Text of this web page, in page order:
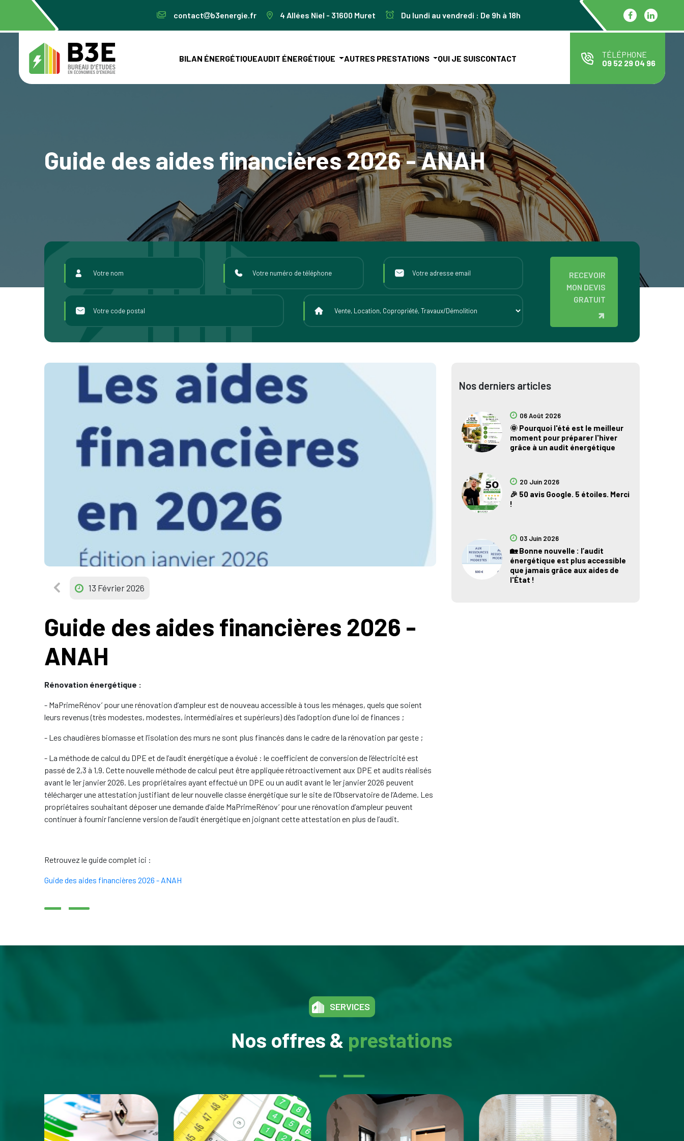
contact b3energie.fr 4 Allées Niel - 31600 Muret Du lundi au vendredi : De 9h à 18h
BILAN ÉNERGÉTIQUEAUDIT ÉNERGÉTIQUE AUTRES PRESTATIONS QUI JE SUISCONTACT
TÉLÉPHONE
09 52 29 04 96
Guide des aides financières 2026 - ANAH
RECEVOIR
MON DEVIS
GRATUIT
13 Février 2026
Guide des aides financières 2026 -
ANAH
Rénovation énergétique :
- MaPrimeRénov’ pour une rénovation d’ampleur est de nouveau accessible à tous les ménages, quels que soient
leurs revenus (très modestes, modestes, intermédiaires et supérieurs) dès l’adoption d’une loi de finances ;
- Les chaudières biomasse et l’isolation des murs ne sont plus financés dans le cadre de la rénovation par geste ;
- La méthode de calcul du DPE et de l’audit énergétique a évolué : le coefficient de conversion de l’électricité est
passé de 2,3 à 1,9. Cette nouvelle méthode de calcul peut être appliquée rétroactivement aux DPE et audits réalisés
avant le 1er janvier 2026. Les propriétaires ayant effectué un DPE ou un audit avant le 1er janvier 2026 peuvent
télécharger une attestation justifiant de leur nouvelle classe énergétique sur le site de l’Observatoire de l’Ademe. Les
propriétaires souhaitant déposer une demande d’aide MaPrimeRénov’ pour une rénovation d’ampleur peuvent
continuer à fournir l’ancienne version de l’audit énergétique en joignant cette attestation en plus de l’audit.
Retrouvez le guide complet ici :
Guide des aides financières 2026 - ANAH
Nos derniers articles
06 Août 2026
🌞 Pourquoi l'été est le meilleur
moment pour préparer l'hiver
grâce à un audit énergétique
20 Juin 2026
🎉 50 avis Google. 5 étoiles. Merci
!
03 Juin 2026
🏡 Bonne nouvelle : l’audit
énergétique est plus accessible
que jamais grâce aux aides de
l'État !
SERVICES
Nos offres & prestations